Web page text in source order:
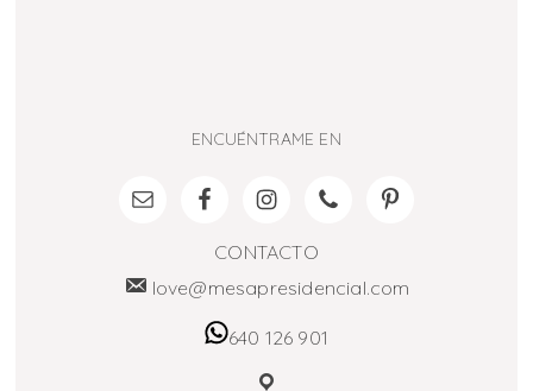
ENCUÉNTRAME EN
CONTACTO
love@mesapresidencial.com
640 126 901